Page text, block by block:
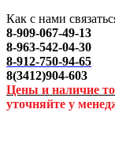
Как с нами
8-909-067-49-13
8-963-542-04-30
8-912-750-94-65
8(3412)904-603
Цены и наличие
уточняйте у